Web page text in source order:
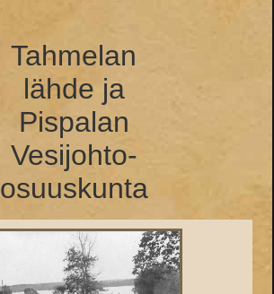
Tahmelan
lähde ja
Pispalan
Vesijohto-
osuuskunta